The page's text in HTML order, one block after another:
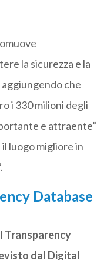
la sicurezza e la
che
i 330 milioni degli
e attraente”
luogo migliore in
Database
Transparency
dal Digital